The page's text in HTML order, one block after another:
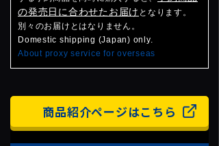
の発売日に合わせたお届け となります。
別々のお届けとはなりません。
Domestic shipping (Japan) only.
About proxy service for overseas
商品紹介ページはこちら